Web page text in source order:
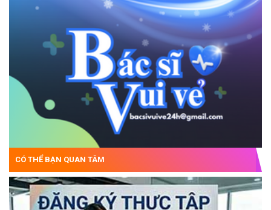
CÓ THỂ BẠN QUAN TÂM